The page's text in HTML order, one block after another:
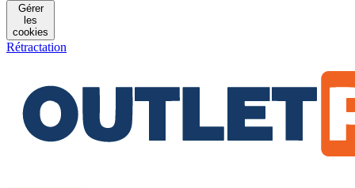
Gérer
les
cookies
Rétractation